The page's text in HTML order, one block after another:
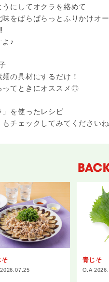
にしてオクラを絡めて
をぱらぱらっとふりかけオ
♪
の具材にするだけ！
ってときにオススメ◎
を使ったレシピ
もチェックしてみてください
そ 青じそ
O.A